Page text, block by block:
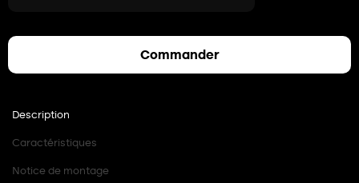
Commander
Description
Caractéristiques
Notice de montage